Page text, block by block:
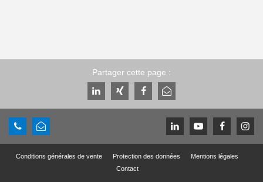
Partager cette page :
Conditions générales de vente Protection des données
Mentions légales
Contact